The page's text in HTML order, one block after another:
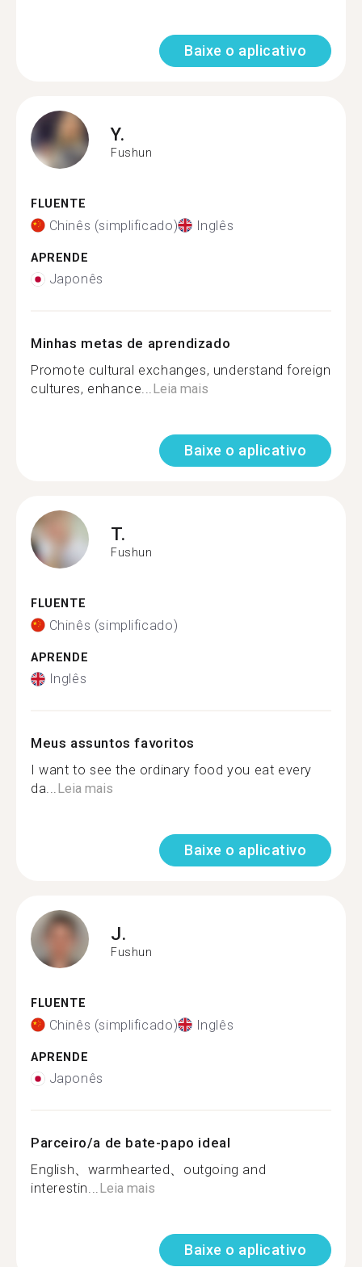
Baixe o aplicativo
Y.
Fushun
FLUENTE
Chinês (simplificado) Inglês
APRENDE
Japonês
Minhas metas de aprendizado
Promote cultural exchanges, understand foreign
cultures, enhance...Leia mais
Baixe o aplicativo
T.
Fushun
FLUENTE
Chinês (simplificado)
APRENDE
Inglês
Meus assuntos favoritos
I want to see the ordinary food you eat every
da...Leia mais
Baixe o aplicativo
J.
Fushun
FLUENTE
Chinês (simplificado) Inglês
APRENDE
Japonês
Parceiro/a de bate-papo ideal
English、warmhearted、outgoing and
interestin...Leia mais
Baixe o aplicativo